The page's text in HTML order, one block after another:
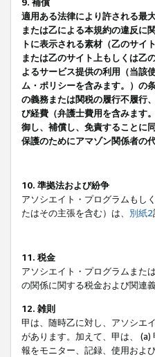
9. 補償
適用ある法律により許される最
または乙による本規約の違反に
トに表示される素材（乙のサイ
または乙のサイト上もしくは乙
よるサービス提供の利用（当該
ム・ポリシーを含みます。）の
の義務または関税の履行不履行
び経費（弁護士費用を含みます
御し、補償し、免責することに
保護のためにアマゾン関係者の
10. 準拠法および紛争
アソシエイト・プログラムもし
たはその主張を含む）は、 別紙2
11. 税金
アソシエイト・プログラムまた
の関係に関する税金および関連義
12. 雑則
甲は、随時乙に対し、アソシエ
があります。加えて、甲は、
報をモニター、記録、使用およ